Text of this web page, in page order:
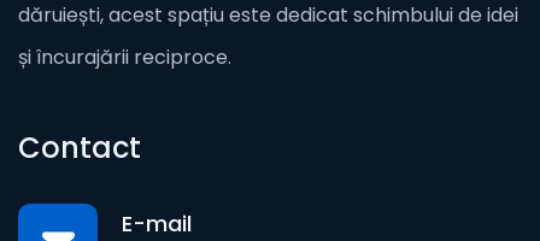
dăruiești, acest spațiu este dedicat schimbului de idei
și încurajării reciproce.
Contact
E-mail